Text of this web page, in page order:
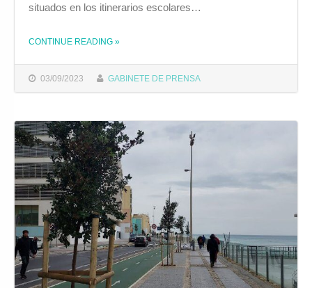
03/09/2023 GABINETE DE PRENSA
situados en los itinerarios escolares…
CONTINUE READING
THE "MAÑANA LUNES SE COMIENZA A PODAR LOS ÁRBOLES SITUADOS EN LOS ITINERARIOS SEGUROS DE LOS CENTROS ESCOLARES DE LA AVENIDA PRINCIPAL"
»